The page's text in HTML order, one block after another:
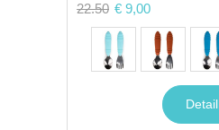
22.50 € 9,00
Detail